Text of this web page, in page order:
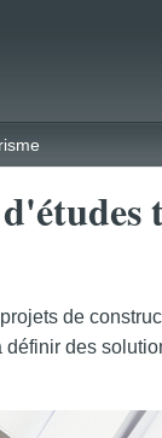
de
des